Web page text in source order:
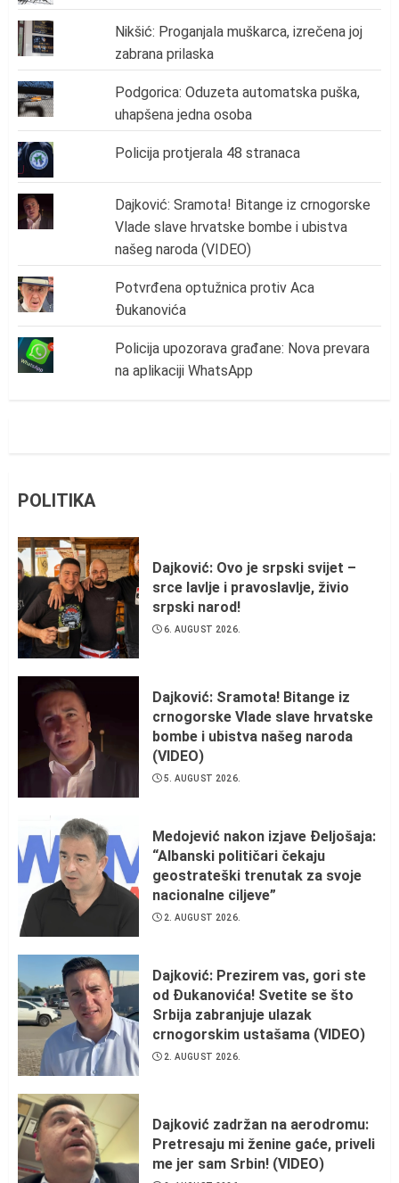
Nikšić: Proganjala muškarca, izrečena joj
zabrana prilaska
Podgorica: Oduzeta automatska puška,
uhapšena jedna osoba
Policija protjerala 48 stranaca
Dajković: Sramota! Bitange iz crnogorske
Vlade slave hrvatske bombe i ubistva
našeg naroda (VIDEO)
Potvrđena optužnica protiv Aca
Đukanovića
Policija upozorava građane: Nova prevara
na aplikaciji WhatsApp
POLITIKA
Dajković: Ovo je srpski svijet –
srce lavlje i pravoslavlje, živio
srpski narod!
6. AUGUST 2026.
Dajković: Sramota! Bitange iz
crnogorske Vlade slave hrvatske
bombe i ubistva našeg naroda
(VIDEO)
5. AUGUST 2026.
Medojević nakon izjave Đeljošaja:
“Albanski političari čekaju
geostrateški trenutak za svoje
nacionalne ciljeve”
2. AUGUST 2026.
Dajković: Prezirem vas, gori ste
od Đukanovića! Svetite se što
Srbija zabranjuje ulazak
crnogorskim ustašama (VIDEO)
2. AUGUST 2026.
Dajković zadržan na aerodromu:
Pretresaju mi ženine gaće, priveli
me jer sam Srbin! (VIDEO)